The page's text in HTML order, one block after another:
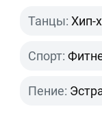
Танцы: Хип-
Спорт:
Пение: